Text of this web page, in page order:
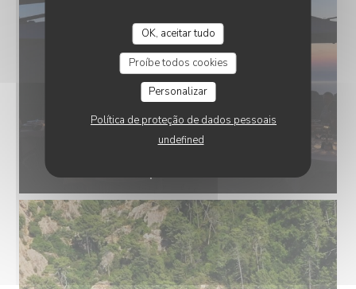
OK, aceitar tudo
Proíbe todos cookies
Personalizar
Política de proteção de dados pessoais
undefined